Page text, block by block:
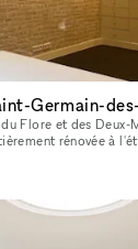
Germain-
Flore et des Deux-
rénovée à l'été 2024.
ou de bureau de